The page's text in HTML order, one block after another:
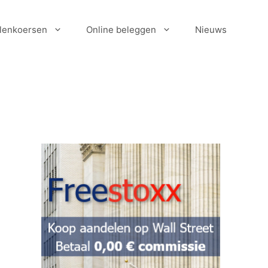
Online beleggen Nieuws